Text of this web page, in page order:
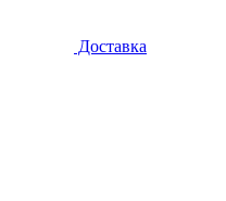
Доставка